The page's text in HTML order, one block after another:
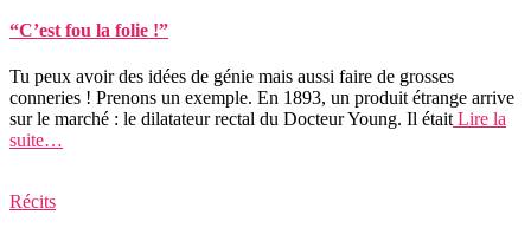
“C’est fou la folie !”
Tu peux avoir des idées de génie mais aussi faire de grosses
conneries ! Prenons un exemple. En 1893, un produit étrange arrive
sur le marché : le dilatateur rectal du Docteur Young. Il étaitLire la
suite…
Récits